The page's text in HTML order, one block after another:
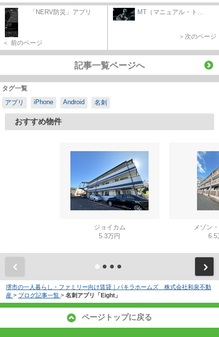
「NERV防災」アプリ
＜ 前のページ
MT（マニュアル・ト...
＞次のページ
記事一覧ページへ
タグ一覧
アプリ
iPhone Android 名刺
おすすめ物件
ジョイカム
5.3万円
メゾン
6.5
堺市の一人暮らし・ファミリー向け賃貸｜パキラホームズ 株式会社和泉不動
産 > ブログ記事一覧 > 名刺アプリ「Eight」
ページトップに戻る